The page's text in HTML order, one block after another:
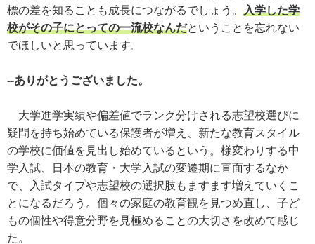
標の差を知ることも成長につながるでしょう。 入学した学
校がその子にとっての一流校なんだということを忘れない
でほしいと思っています。
--ありがとうございました。
大学進学実績や偏差値でランク分けされる志望校選びに
疑問を持ち始めている保護者が増え、新たな教育スタイル
の学校に価値を見出し始めているという。様変わりする中
学入試、日本の教育・大学入試の変遷期に直面するなか
で、入試タイプや志望校の選択肢もますます増えていくこ
とになるだろう。個々の家庭の教育観を見つめ直し、子ど
もの個性や得意分野を見極めることの大切さを改めて感じ
た。